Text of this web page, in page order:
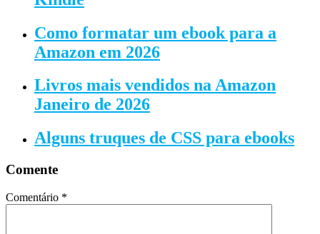
Como formatar um ebook para a
Amazon em 2026
Livros mais vendidos na Amazon
Janeiro de 2026
Alguns truques de CSS para ebooks
Comente
Comentário *